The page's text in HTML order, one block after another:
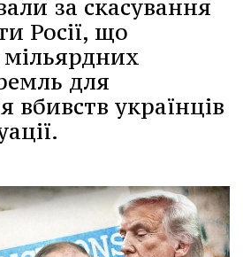
за скасування
Росії, що
для
вбивств українців